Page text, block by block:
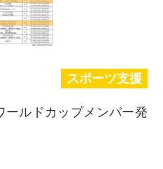
スポーツ支援
ールドカップメンバー発